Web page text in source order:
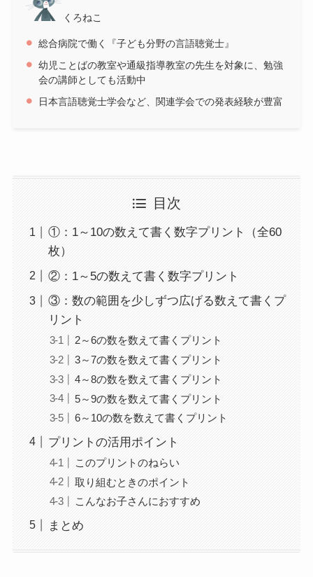
くろねこ
総合病院で働く『子ども分野の言語聴覚士』
幼児ことばの教室や通級指導教室の先生を対象に、勉強
会の講師としても活動中
日本言語聴覚士学会など、関連学会での発表経験が豊富
目次
①：1～10の数えて書く数字プリント（全60
枚）
②：1～5の数えて書く数字プリント
③：数の範囲を少しずつ広げる数えて書くプ
リント
2～6の数を数えて書くプリント
3～7の数を数えて書くプリント
4～8の数を数えて書くプリント
5～9の数を数えて書くプリント
6～10の数を数えて書くプリント
プリントの活用ポイント
このプリントのねらい
取り組むときのポイント
こんなお子さんにおすすめ
まとめ